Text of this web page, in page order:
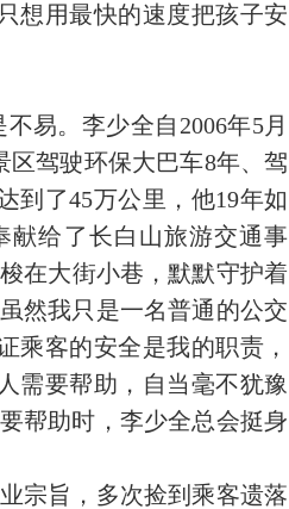
想用最快的速度把孩子安
易。李少全自2006年5月
驾驶环保大巴车8年、驾
到了45万公里，他19年如
献给了长白山旅游交通事
在大街小巷，默默守护着
然我只是一名普通的公交
乘客的安全是我的职责，
需要帮助，自当毫不犹豫
帮助时，李少全总会挺身
宗旨，多次捡到乘客遗落